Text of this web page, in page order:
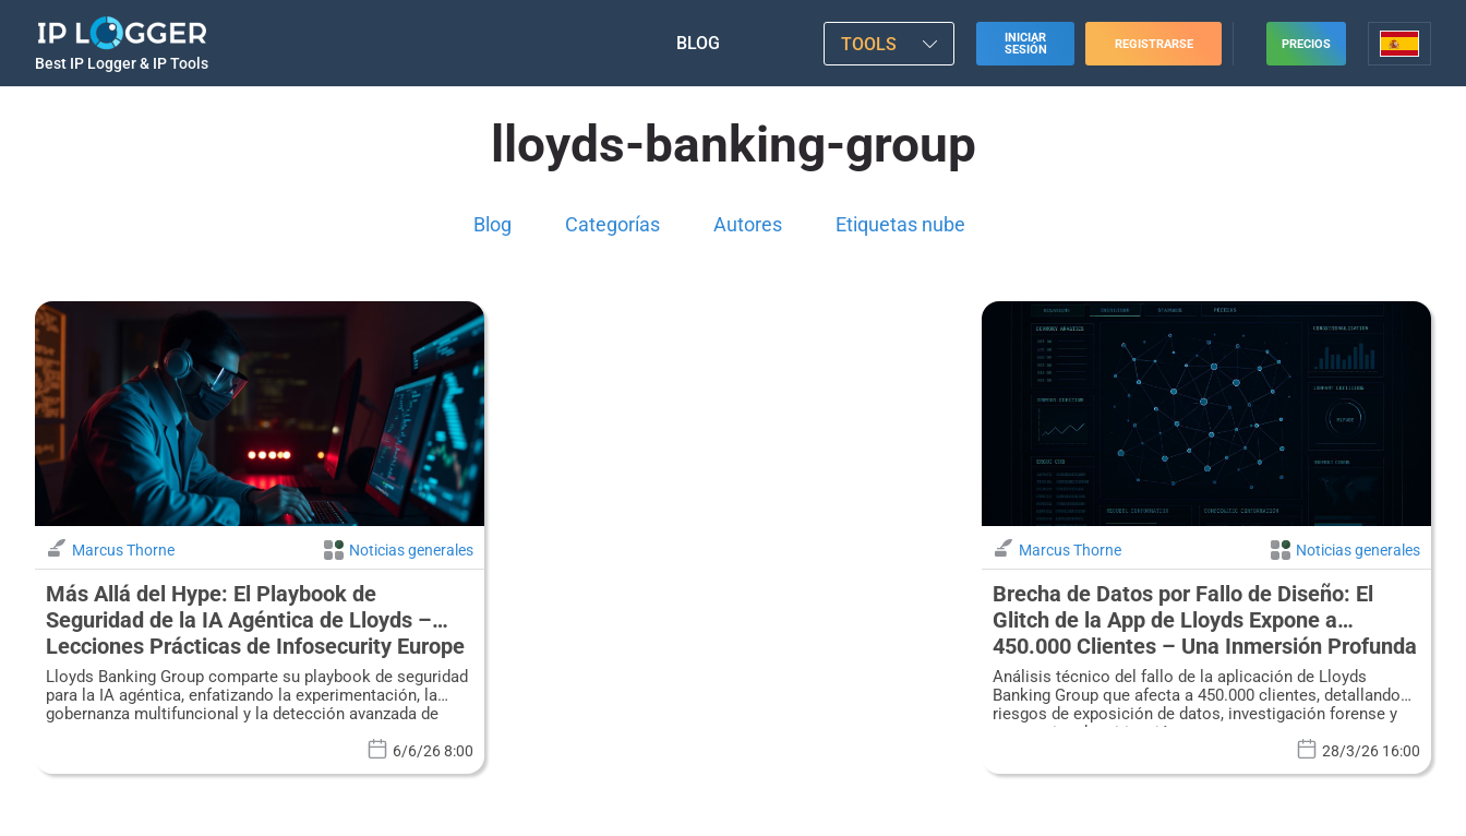
Best IP Logger & IP Tools
BLOG TOOLS
INICIAR
SESIÓN
REGISTRARSE PRECIOS
lloyds-banking-group
Blog Categorías Autores Etiquetas nube
Marcus Thorne Noticias generales
Más Allá del Hype: El Playbook de
Seguridad de la IA Agéntica de Lloyds –
Lecciones Prácticas de Infosecurity Europe
Lloyds Banking Group comparte su playbook de seguridad
para la IA agéntica, enfatizando la experimentación, la
gobernanza multifuncional y la detección avanzada de
6/6/26 8:00
Marcus Thorne Noticias generales
Brecha de Datos por Fallo de Diseño: El
Glitch de la App de Lloyds Expone a
450.000 Clientes – Una Inmersión Profunda
en la Seguridad de Aplicaciones y la
Forense Digital
Análisis técnico del fallo de la aplicación de Lloyds
Banking Group que afecta a 450.000 clientes, detallando
riesgos de exposición de datos, investigación forense y
estrategias de mitigación.
28/3/26 16:00